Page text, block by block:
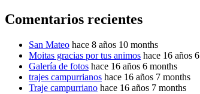
Comentarios recientes
San Mateo hace 8 años 10 months
Moitas gracias por tus animos hace 16 años
Galería de fotos hace 16 años 6 months
trajes campurrianos hace 16 años 7 months
Traje campurriano hace 16 años 7 months